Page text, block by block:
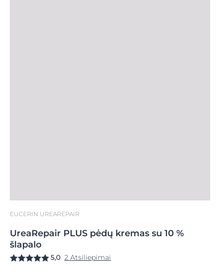
EUCERIN UREAREPAIR
UreaRepair PLUS pėdų kremas su 10 %
šlapalo
5,0 2 Atsiliepimai